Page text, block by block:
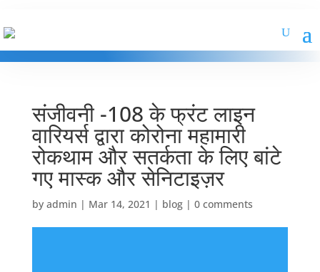
संजीवनी -108 के फ्रंट लाइन
वारियर्स द्वारा कोरोना महामारी
रोकथाम और सतर्कता के लिए बांटे
गए मास्क और सेनिटाइज़र
by admin | Mar 14, 2021 | blog| 0 comments